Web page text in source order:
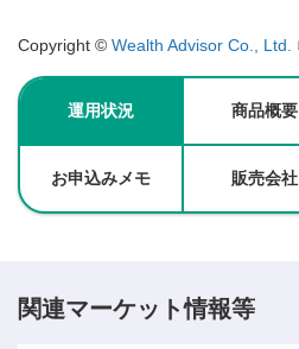
Copyright © Wealth Advisor Co., Ltd.
運用状況 商品概要
お申込みメモ 販売会社
関連マーケット情報等